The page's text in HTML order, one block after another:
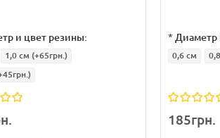
и цвет резины:
1,0 см (+65грн.)
* Диаметр
0,6 см
185грн.